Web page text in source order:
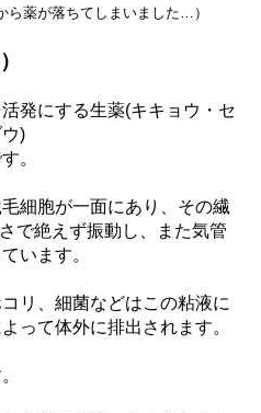
ら薬が落ちてしまいました…）
発にする生薬(キキョウ・セ
)
。
細胞が一面にあり、その繊
で絶えず振動し、また気管
います。
リ、細菌などはこの粘液に
って体外に排出されます。